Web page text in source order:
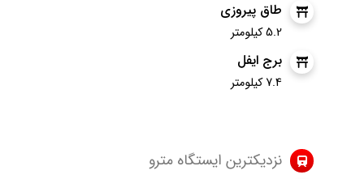
طاق پیروزی
5.2 کیلومتر
برج ایفل
7.4 کیلومتر
نزدیکترین ایستگاه مترو